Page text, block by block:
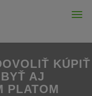
KÚPIŤ
AJ
PLATOM